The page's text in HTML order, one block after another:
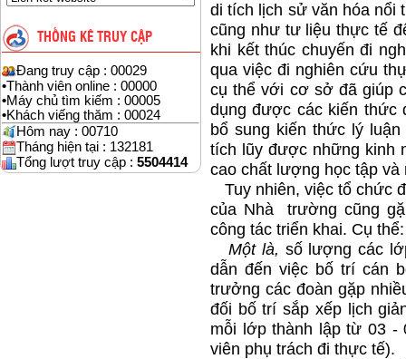
THỐNG KÊ TRUY CẬP
Đang truy cập : 00029
•Thành viên online : 00000
•Máy chủ tìm kiếm : 00005
•Khách viếng thăm : 00024
Hôm nay : 00710
Tháng hiện tại : 132181
Tổng lượt truy cập : 5504414
di tích lịch sử văn hóa nổi
cũng như tư liệu thực tế
khi kết thúc chuyến đi
qua việc đi nghiên cứu
cụ thể với cơ sở đã giúp
dụng được các kiến thức
bổ sung kiến thức lý
tích lũy được những kinh
cao chất lượng học tập và
Tuy nhiên, việc tổ chức
của Nhà trường cũng
công tác triển khai. Cụ thể:
Một là, số lượng các
dẫn đến việc bố trí cán
trưởng các đoàn gặp
đối bố trí sắp xếp lịch
mỗi lớp thành lập từ 03 -
viên phụ trách đi thực tế).